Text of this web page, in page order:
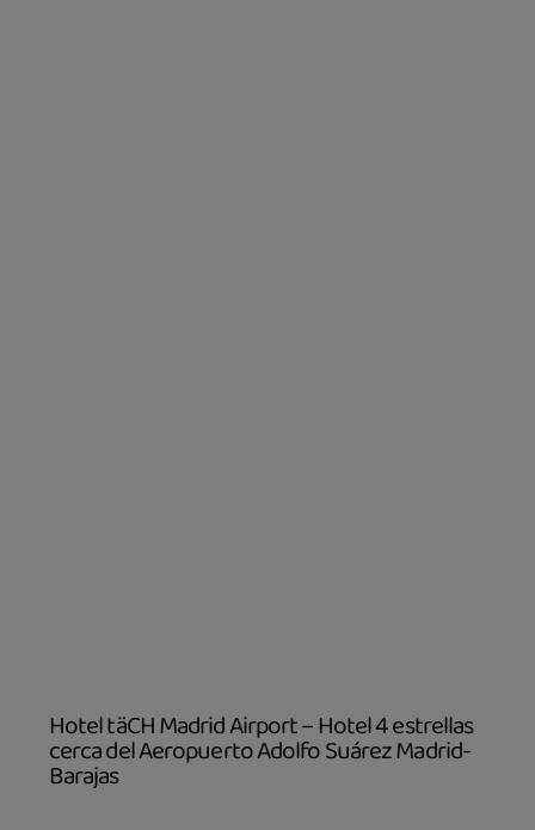
Hotel täCH Madrid Airport – Hotel 4 estrellas
cerca del Aeropuerto Adolfo Suárez Madrid-
Barajas